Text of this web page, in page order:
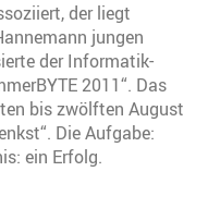
der liegt
jungen
der Informatik-
2011“. Das
bis zwölften August
Die Aufgabe:
ein Erfolg.